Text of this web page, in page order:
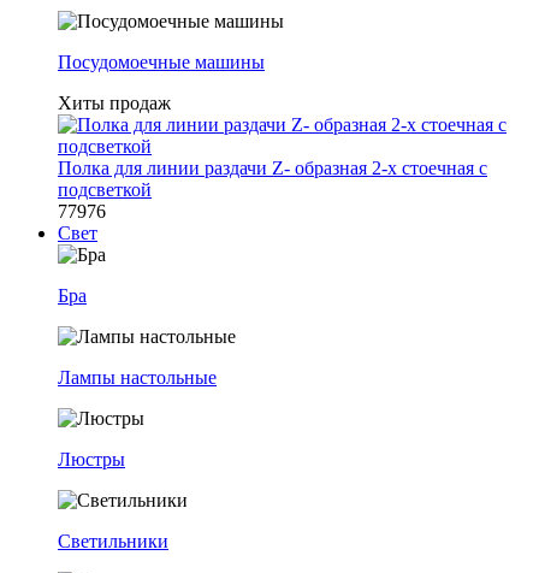
Посудомоечные машины
Хиты продаж
Полка для линии раздачи Z- образная 2-х стоечная с
подсветкой
77976
Свет
Бра
Лампы настольные
Люстры
Светильники